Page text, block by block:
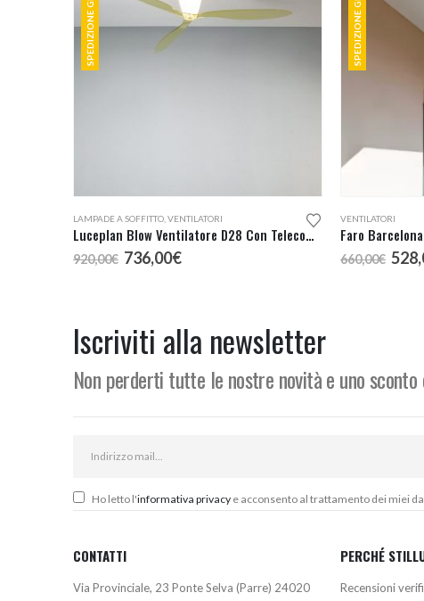
LAMPADE A SOFFITTO VENTILATORI
Luceplan Blow Ventilatore D28 Con Telecomando e Pale Verdi
920,00€ Il
prezzo
736,00€Il
VENTILATORI
660,00€ Il
Iscriviti alla newsletter
Non perderti tutte le nostre novità e uno
Ho letto l'informativa privacy e acconsento al trattamento dei miei
CONTATTI
Via Provinciale, 23 Ponte Selva (Parre) 24020
PERCHÉ
Recensioni